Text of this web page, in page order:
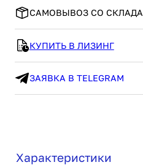
САМОВЫВОЗ СО СКЛАДА
КУПИТЬ В ЛИЗИНГ
ЗАЯВКА В TELEGRAM
Характеристики